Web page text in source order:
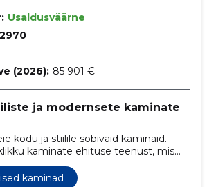
Usaldusväärne
2970
(2026): 85 901 €
ja modernsete kaminate
ja stiilile sobivaid kaminaid.
kaminate ehituse teenust, mis
projekteerimist, kvaliteetset
viimistlustöödega ja
kaminad